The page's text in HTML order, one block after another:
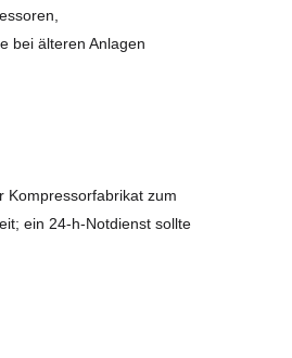
bei älteren Anlagen
Kompressorfabrikat zum
ein 24-h-Notdienst sollte